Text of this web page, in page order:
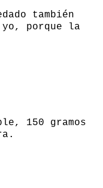
también
yo, porque la
150 gramos